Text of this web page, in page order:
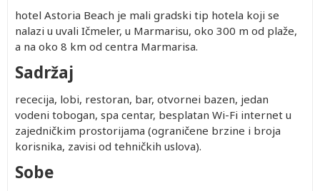
hotel Astoria Beach je mali gradski tip hotela koji se
nalazi u uvali Ičmeler, u Marmarisu, oko 300 m od plaže,
a na oko 8 km od centra Marmarisa.
Sadržaj
rececija, lobi, restoran, bar, otvornei bazen, jedan
vodeni tobogan, spa centar, besplatan Wi-Fi internet u
zajedničkim prostorijama (ograničene brzine i broja
korisnika, zavisi od tehničkih uslova).
Sobe